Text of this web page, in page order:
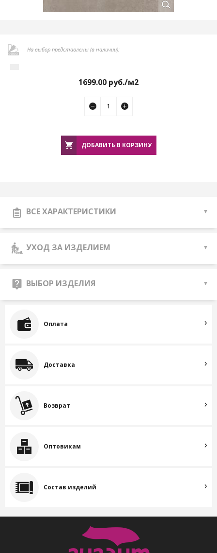
На выбор представлены (в наличии):
1699.00 руб./м2
ДОБАВИТЬ В КОРЗИНУ
ВСЕ ХАРАКТЕРИСТИКИ
УХОД ЗА ИЗДЕЛИЕМ
ВЫБОР ИЗДЕЛИЯ
Оплата
Доставка
Возврат
Оптовикам
Состав изделий